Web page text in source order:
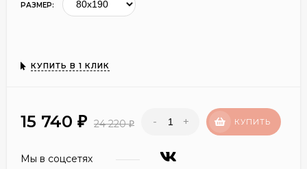
РАЗМЕР:
КУПИТЬ В 1 КЛИК
15 740 ₽ 24 220₽ - + КУПИТЬ
Мы в соцсетях